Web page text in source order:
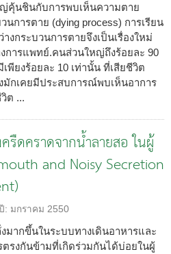
คุ้นชินกับการพบเห็นความตาย
การตาย (dying process) การเรียน
งกระบวนการตายจึงเป็นเรื่องใหม่
การแพทย์.คนส่วนใหญ่ถึงร้อยละ 90
พียงร้อยละ 10 เท่านั้น ที่เสียชีวิต
กเคยมีประสบการณ์พบเห็นอาการ
ต ...
รืดคราดจากน้ำลายสอ ในผู้
and Noisy Secretion
: มกราคม 2550
ากขึ้นในระบบทางเดินอาหารและ
ตรงกันข้ามที่เกิดร่วมกันได้บ่อยในผู้